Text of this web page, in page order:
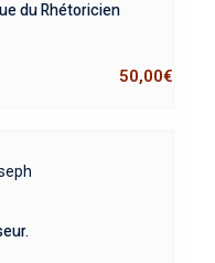
du Rhétoricien
50,00€